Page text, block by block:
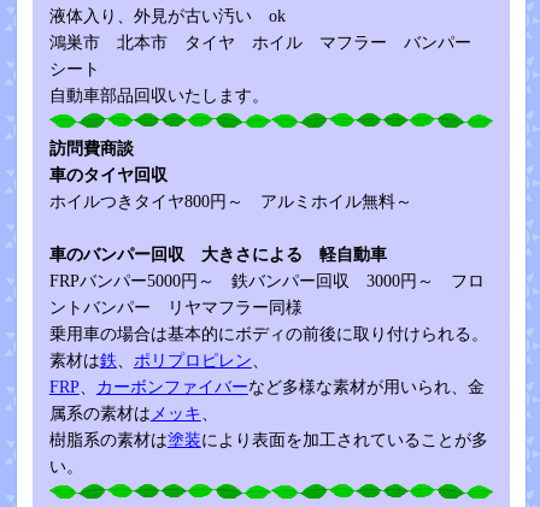
液体入り、外見が古い汚い ok
鴻巣市 北本市 タイヤ ホイル マフラー バンパー
シート
自動車部品回収いたします。
訪問費商談
車のタイヤ回収
ホイルつきタイヤ800円～ アルミホイル無料～
車のバンパー回収 大きさによる 軽自動車
FRPバンパー5000円～ 鉄バンパー回収 3000円～ フロ
ントバンパー リヤマフラー同様
乗用車の場合は基本的にボディの前後に取り付けられる。
素材は鉄 ポリプロピレン
FRP、 カーボンファイバーなど多様な素材が用いられ、金
属系の素材は メッキ
樹脂系の素材は塗装により表面を加工されていることが多
い。